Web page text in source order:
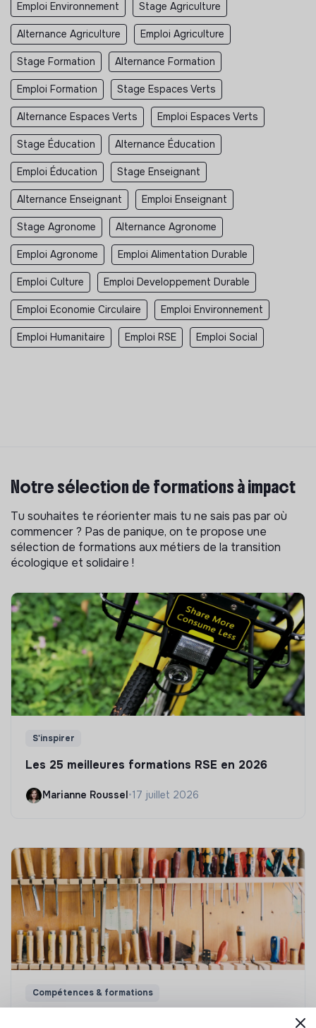
Emploi Environnement Stage Agriculture
Alternance Agriculture Emploi Agriculture
Stage Formation Alternance Formation
Emploi Formation Stage Espaces Verts
Alternance Espaces Verts Emploi Espaces Verts
Stage Éducation Alternance Éducation
Emploi Éducation Stage Enseignant
Alternance Enseignant Emploi Enseignant
Stage Agronome Alternance Agronome
Emploi Agronome Emploi Alimentation Durable
Emploi Culture Emploi Developpement Durable
Emploi Economie Circulaire Emploi Environnement
Emploi Humanitaire Emploi RSE Emploi Social
Notre sélection de formations à impact
Tu souhaites te réorienter mais tu ne sais pas par où
commencer ? Pas de panique, on te propose une
sélection de formations aux métiers de la transition
écologique et solidaire !
S'inspirer
Les 25 meilleures formations RSE en 2026
Marianne Roussel •17 juillet 2026
Compétences & formations